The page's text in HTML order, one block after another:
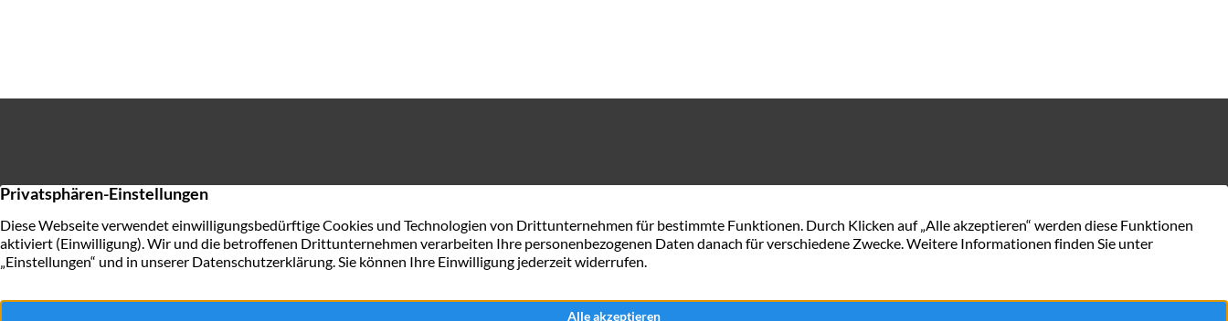
28757 Bremen
service@maxximmobilien.de
KONTAKT AUFNEHMEN